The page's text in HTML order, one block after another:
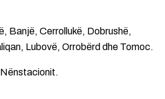
Banjë, Cerrollukë, Dobrushë,
Lubovë, Orrobërd dhe Tomoc.